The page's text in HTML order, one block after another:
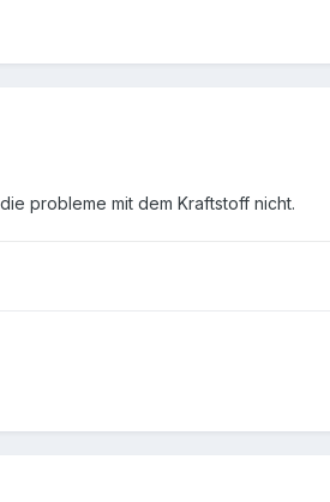
probleme mit dem Kraftstoff nicht.